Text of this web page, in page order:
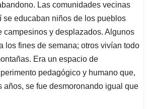
Las comunidades vecinas
se educaban niños de los pueblos
campesinos y desplazados. Algunos
los fines de semana; otros vivían todo
Era un espacio de
pedagógico y humano que,
años, se fue desmoronando igual que